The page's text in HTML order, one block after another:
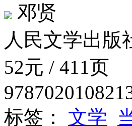
邓贤
人民文学出版
52元 / 411页
标签： 文学